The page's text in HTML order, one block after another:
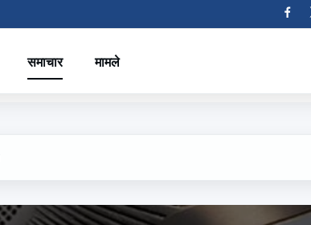
समाचार मामले